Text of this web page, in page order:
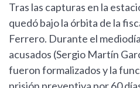
Tras las capturas en la
quedó bajo la órbita de la
Ferrero. Durante el
acusados (Sergio Martín
fueron formalizados y la